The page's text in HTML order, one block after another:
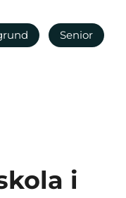
Senior
i